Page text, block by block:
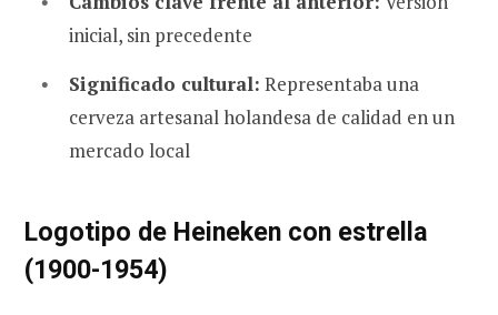
inicial, sin precedente
Significado cultural: Representaba una
cerveza artesanal holandesa de calidad en un
mercado local
Logotipo de Heineken con estrella
(1900-1954)